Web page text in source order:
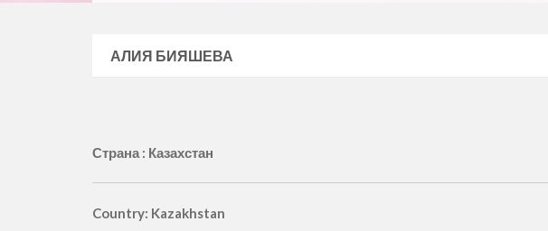
АЛИЯ БИЯШЕВА
Страна : Казахстан
Country: Kazakhstan